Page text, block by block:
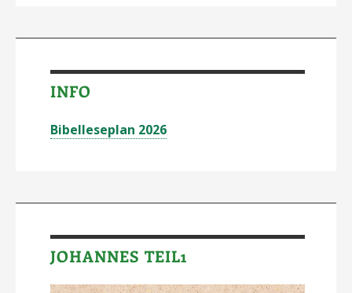
INFO
Bibelleseplan 2026
JOHANNES TEIL1